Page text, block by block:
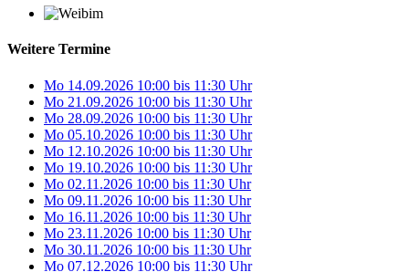
Weitere Termine
Mo 14.09.2026 10:00 bis 11:30 Uhr
Mo 21.09.2026 10:00 bis 11:30 Uhr
Mo 28.09.2026 10:00 bis 11:30 Uhr
Mo 05.10.2026 10:00 bis 11:30 Uhr
Mo 12.10.2026 10:00 bis 11:30 Uhr
Mo 19.10.2026 10:00 bis 11:30 Uhr
Mo 02.11.2026 10:00 bis 11:30 Uhr
Mo 09.11.2026 10:00 bis 11:30 Uhr
Mo 16.11.2026 10:00 bis 11:30 Uhr
Mo 23.11.2026 10:00 bis 11:30 Uhr
Mo 30.11.2026 10:00 bis 11:30 Uhr
Mo 07.12.2026 10:00 bis 11:30 Uhr